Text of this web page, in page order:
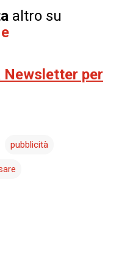
altro su
per
pubblicità